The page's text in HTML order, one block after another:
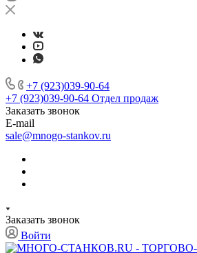
+7 (923)039-90-64
+7 (923)039-90-64 Отдел продаж
Заказать звонок
E-mail
sale@mnogo-stankov.ru
Заказать звонок
Войти